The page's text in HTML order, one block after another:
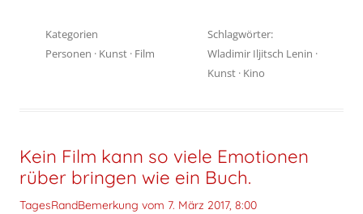
Kategorien
Personen · Kunst · Film
Schlagwörter:
Wladimir Iljitsch Lenin ·
Kunst · Kino
Kein Film kann so viele Emotionen
rüber bringen wie ein Buch.
TagesRandBemerkung vom 7. März 2017, 8:00